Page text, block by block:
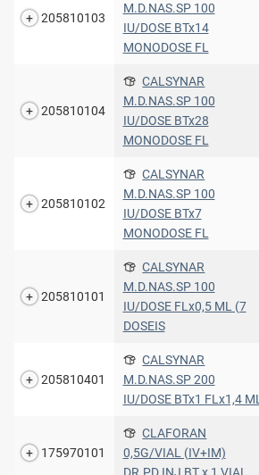
205810103
M.D.NAS.SP 100
IU/DOSE BTx14
MONODOSE FL
205810104
CALSYNAR
M.D.NAS.SP 100
IU/DOSE BTx28
MONODOSE FL
205810102
CALSYNAR
M.D.NAS.SP 100
IU/DOSE BTx7
MONODOSE FL
205810101
CALSYNAR
M.D.NAS.SP 100
IU/DOSE FLx0,5 ML (7
DOSEIS
205810401
CALSYNAR
M.D.NAS.SP 200
IU/DOSE BTx1 FLx1,4 ML
175970101
CLAFORAN
0,5G/VIAL (IV+IM)